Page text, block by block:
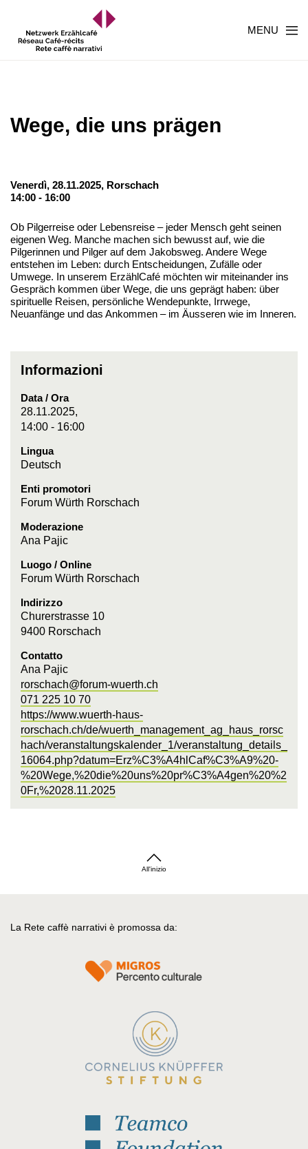
MENU
Wege, die uns prägen
Venerdì, 28.11.2025, Rorschach
14:00 - 16:00
Ob Pilgerreise oder Lebensreise ‒ jeder Mensch geht seinen
eigenen Weg. Manche machen sich bewusst auf, wie die
Pilgerinnen und Pilger auf dem Jakobsweg. Andere Wege
entstehen im Leben: durch Entscheidungen, Zufälle oder
Umwege. In unserem ErzählCafé möchten wir miteinander ins
Gespräch kommen über Wege, die uns geprägt haben: über
spirituelle Reisen, persönliche Wendepunkte, Irrwege,
Neuanfänge und das Ankommen ‒ im Äusseren wie im Inneren.
Informazioni
Data / Ora
28.11.2025,
14:00 - 16:00
Lingua
Deutsch
Enti promotori
Forum Würth Rorschach
Moderazione
Ana Pajic
Luogo / Online
Forum Würth Rorschach
Indirizzo
Churerstrasse 10
9400 Rorschach
Contatto
Ana Pajic
rorschach@forum-wuerth.ch
071 225 10 70
https://www.wuerth-haus-
rorschach.ch/de/wuerth_management_ag_haus_rorsc
hach/veranstaltungskalender_1/veranstaltung_details_
16064.php?datum=Erz%C3%A4hlCaf%C3%A9%20-
%20Wege,%20die%20uns%20pr%C3%A4gen%20%2
0Fr,%2028.11.2025
All'inizio
La Rete caffè narrativi è promossa da: